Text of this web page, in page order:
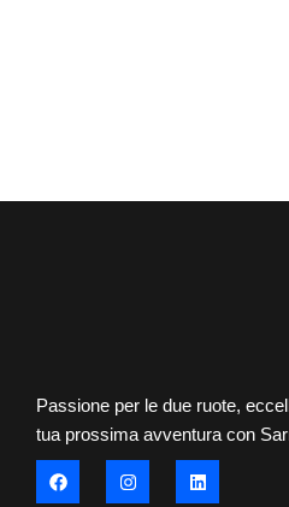
Passione per le due ruote,
tua prossima avventura con